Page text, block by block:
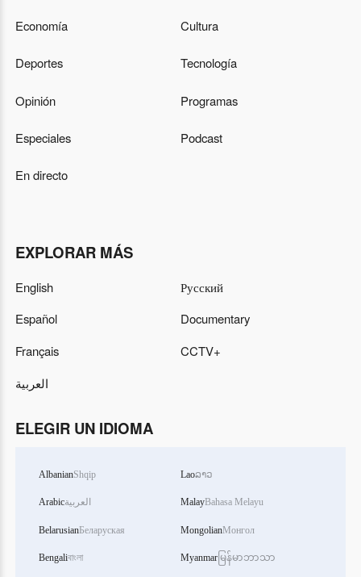
Economía Cultura
Deportes Tecnología
Opinión Programas
Especiales Podcast
En directo
EXPLORAR MÁS
English
Español
Français
العربية
Русский
Documentary
CCTV+
ELEGIR UN IDIOMA
AlbanianShqip
Arabicالعربية
BelarusianБеларуская
Bengaliবাংলা
Laoລາວ
MalayBahasa Melayu
MongolianМонгол
Myanmar မြန်မာဘာသာ